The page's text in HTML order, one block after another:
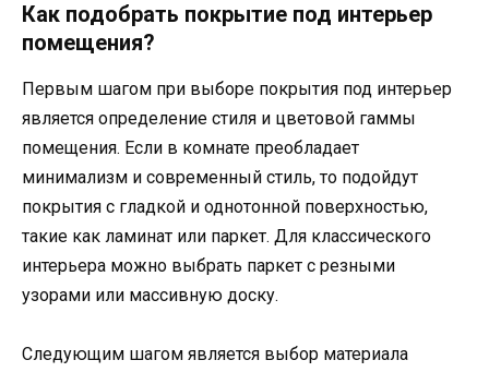
Как подобрать покрытие под интерьер
помещения?
Первым шагом при выборе покрытия под интерьер
является определение стиля и цветовой гаммы
помещения. Если в комнате преобладает
минимализм и современный стиль, то подойдут
покрытия с гладкой и однотонной поверхностью,
такие как ламинат или паркет. Для классического
интерьера можно выбрать паркет с резными
узорами или массивную доску.
Следующим шагом является выбор материала